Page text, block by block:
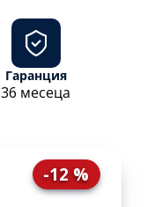
-12 %
Гаранция
36 месеца